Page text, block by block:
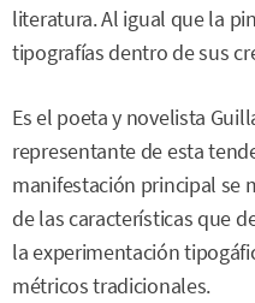
literatura. Al igual que la
tipografías dentro de sus
Es el poeta y novelista
representante de esta
manifestación principal se
de las características que
la experimentación
métricos tradicionales.